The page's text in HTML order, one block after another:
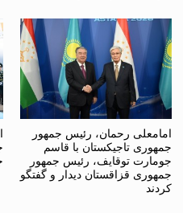
امامعلی رحمان، رئیس جمهور
جمهوری تاجیکستان با قاسم
جومارت توقایف، رئیس جمهور
جمهوری قزاقستان دیدار و گفتگو
کردند